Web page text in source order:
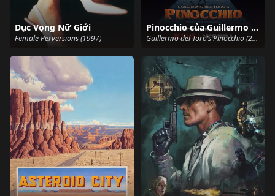
Dục Vọng Nữ Giới
Female Perversions (1997)
Pinocchio của Guillermo del Toro
Guillermo del Toro’s Pinocchio (2022)